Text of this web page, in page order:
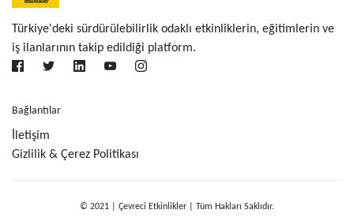
Türkiye'deki sürdürülebilirlik odaklı etkinliklerin, eğitimlerin ve
iş ilanlarının takip edildiği platform.
Bağlantılar
İletişim
Gizlilik & Çerez Politikası
© 2021 | Çevreci Etkinlikler | Tüm Hakları Saklıdır.